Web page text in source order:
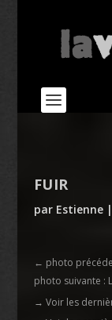
FUIR
par Estienne|
← photo
photo suivante :
→ Voir les